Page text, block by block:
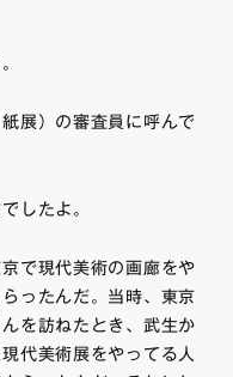
展）の審査員に呼んで
したよ。
で現代美術の画廊をや
ったんだ。当時、東京
を訪ねたとき、武生か
代美術展をやってる人